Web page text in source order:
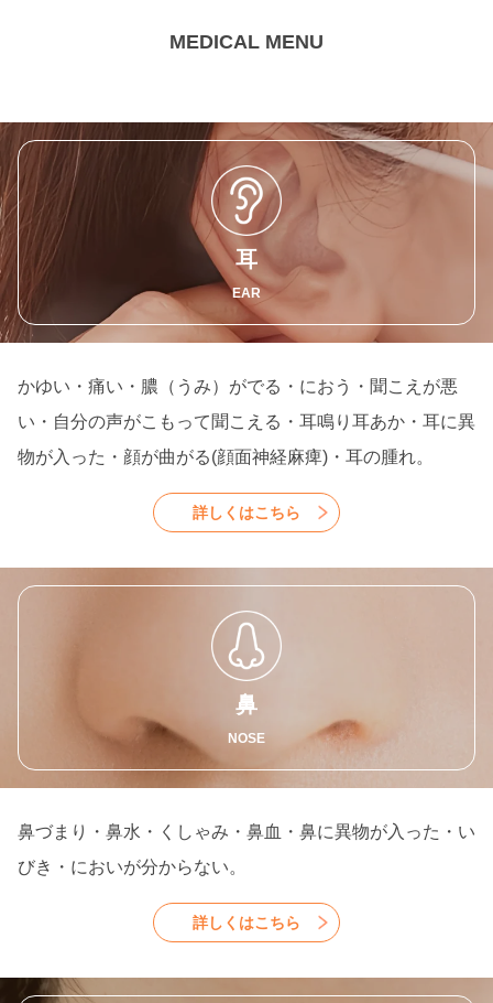
MEDICAL MENU
耳
EAR
かゆい・痛い・膿（うみ）がでる・におう・聞こえが悪
い・自分の声がこもって聞こえる・耳鳴り耳あか・耳に異
物が入った・顔が曲がる(顔面神経麻痺)・耳の腫れ。
詳しくはこちら
鼻
NOSE
鼻づまり・鼻水・くしゃみ・鼻血・鼻に異物が入った・い
びき・においが分からない。
詳しくはこちら